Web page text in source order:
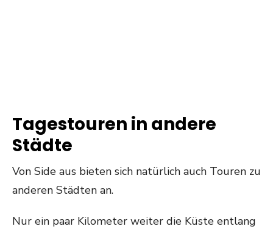
Tagestouren in andere
Städte
Von Side aus bieten sich natürlich auch Touren zu
anderen Städten an.
Nur ein paar Kilometer weiter die Küste entlang